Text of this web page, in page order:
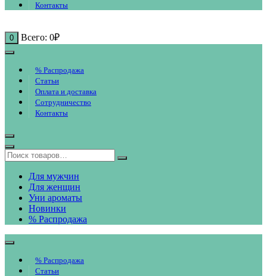
Контакты
0 Всего: 0₽
% Распродажа
Статьи
Оплата и доставка
Сотрудничество
Контакты
Для мужчин
Для женщин
Уни ароматы
Новинки
% Распродажа
% Распродажа
Статьи